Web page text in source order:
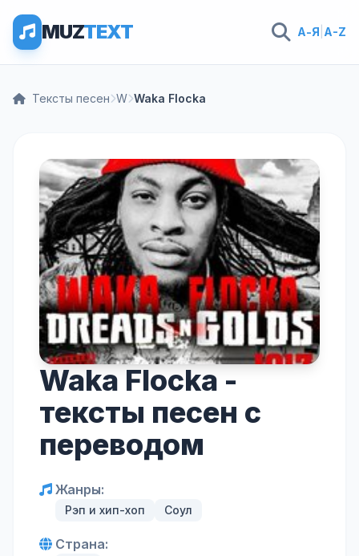
MUZTEXT А-Я A-Z
Тексты песен W Waka Flocka
Waka Flocka -
тексты песен с
переводом
Жанры:
Рэп и хип-хоп Соул
Страна: